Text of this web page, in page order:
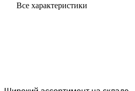
Все характеристики